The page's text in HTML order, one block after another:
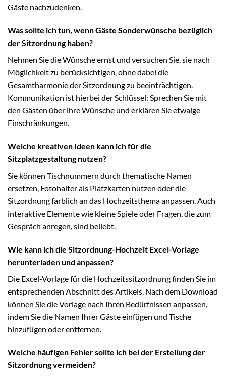
Gäste nachzudenken.
Was sollte ich tun, wenn Gäste Sonderwünsche bezüglich
der Sitzordnung haben?
Nehmen Sie die Wünsche ernst und versuchen Sie, sie nach
Möglichkeit zu berücksichtigen, ohne dabei die
Gesamtharmonie der Sitzordnung zu beeinträchtigen.
Kommunikation ist hierbei der Schlüssel: Sprechen Sie mit
den Gästen über ihre Wünsche und erklären Sie etwaige
Einschränkungen.
Welche kreativen Ideen kann ich für die
Sitzplatzgestaltung nutzen?
Sie können Tischnummern durch thematische Namen
ersetzen, Fotohalter als Platzkarten nutzen oder die
Sitzordnung farblich an das Hochzeitsthema anpassen. Auch
interaktive Elemente wie kleine Spiele oder Fragen, die zum
Gespräch anregen, sind beliebt.
Wie kann ich die Sitzordnung-Hochzeit Excel-Vorlage
herunterladen und anpassen?
Die Excel-Vorlage für die Hochzeitssitzordnung finden Sie im
entsprechenden Abschnitt des Artikels. Nach dem Download
können Sie die Vorlage nach Ihren Bedürfnissen anpassen,
indem Sie die Namen Ihrer Gäste einfügen und Tische
hinzufügen oder entfernen.
Welche häufigen Fehler sollte ich bei der Erstellung der
Sitzordnung vermeiden?